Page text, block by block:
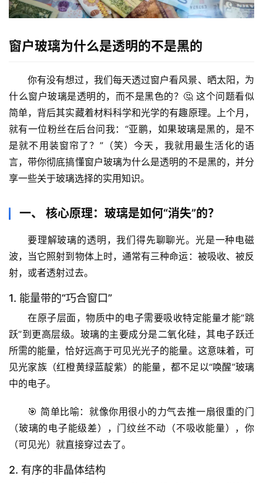
窗户玻璃为什么是透明的不是黑的
你有没有想过，我们每天透过窗户看风景、晒太阳，为
什么窗户玻璃是透明的，而不是黑色的？🤔 这个问题看似
简单，背后其实藏着材料科学和光学的有趣原理。上个月，
就有一位粉丝在后台问我：“亚鹏，如果玻璃是黑的，是不
是就不用装窗帘了？”（笑）今天，我就用最生活化的语
言，带你彻底搞懂窗户玻璃为什么是透明的不是黑的，并分
享一些关于玻璃选择的实用知识。
一、 核心原理：玻璃是如何“消失”的？
要理解玻璃的透明，我们得先聊聊光。光是一种电磁
波，当它照射到物体上时，通常有三种命运：被吸收、被反
射，或者透射过去。
1. 能量带的“巧合窗口”
在原子层面，物质中的电子需要吸收特定能量才能“跳
跃”到更高层级。玻璃的主要成分是二氧化硅，其电子跃迁
所需的能量，恰好远高于可见光光子的能量。这意味着，可
见光家族（红橙黄绿蓝靛紫）的能量，都不足以“唤醒”玻璃
中的电子。
🎯 简单比喻：就像你用很小的力气去推一扇很重的门
（玻璃的电子能级差），门纹丝不动（不吸收能量），你
（可见光）就直接穿过去了。
2. 有序的非晶体结构